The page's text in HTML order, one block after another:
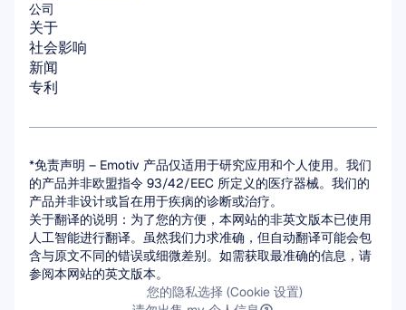
公司
关于
社会影响
新闻
专利
*免责声明 – Emotiv 产品仅适用于研究应用和个人使用。我们
的产品并非欧盟指令 93/42/EEC 所定义的医疗器械。我们的
产品并非设计或旨在用于疾病的诊断或治疗。
关于翻译的说明：为了您的方便，本网站的非英文版本已使用
人工智能进行翻译。虽然我们力求准确，但自动翻译可能会包
含与原文不同的错误或细微差别。如需获取最准确的信息，请
参阅本网站的英文版本。
您的隐私选择 (Cookie 设置)